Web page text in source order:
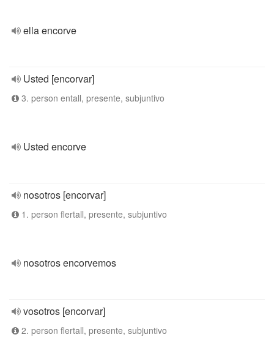
ella encorve
Usted [encorvar]
3. person entall, presente, subjuntivo
Usted encorve
nosotros [encorvar]
1. person flertall, presente, subjuntivo
nosotros encorvemos
vosotros [encorvar]
2. person flertall, presente, subjuntivo